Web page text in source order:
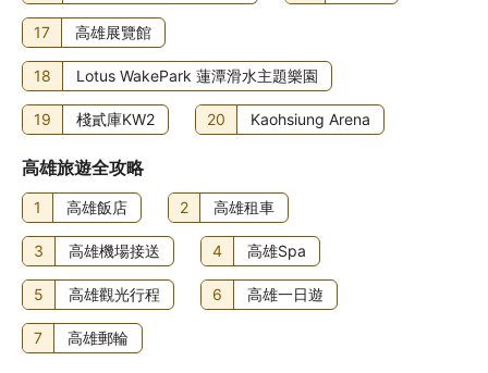
17 高雄展覽館
18 Lotus WakePark 蓮潭滑水主題樂園
19 棧貳庫KW2 20 Kaohsiung Arena
高雄旅遊全攻略
1 高雄飯店 2 高雄租車
3 高雄機場接送 4 高雄Spa
5 高雄觀光行程 6 高雄一日遊
7 高雄郵輪